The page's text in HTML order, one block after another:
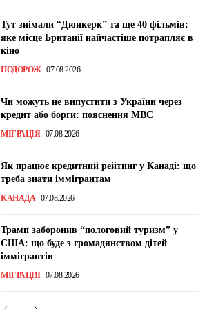
Тут знімали “Дюнкерк” та ще 40 фільмів:
яке місце Британії найчастіше потрапляє в
кіно
ПОДОРОЖ 07.08.2026
Чи можуть не випустити з України через
кредит або борги: пояснення МВС
МІГРАЦІЯ 07.08.2026
Як працює кредитний рейтинг у Канаді: що
треба знати іммігрантам
КАНАДА 07.08.2026
Трамп заборонив “пологовий туризм” у
США: що буде з громадянством дітей
іммігрантів
МІГРАЦІЯ 07.08.2026